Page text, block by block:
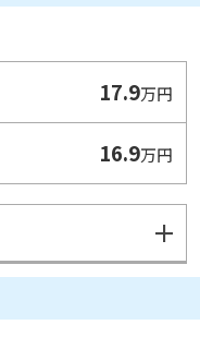
17.9万円
16.9万円